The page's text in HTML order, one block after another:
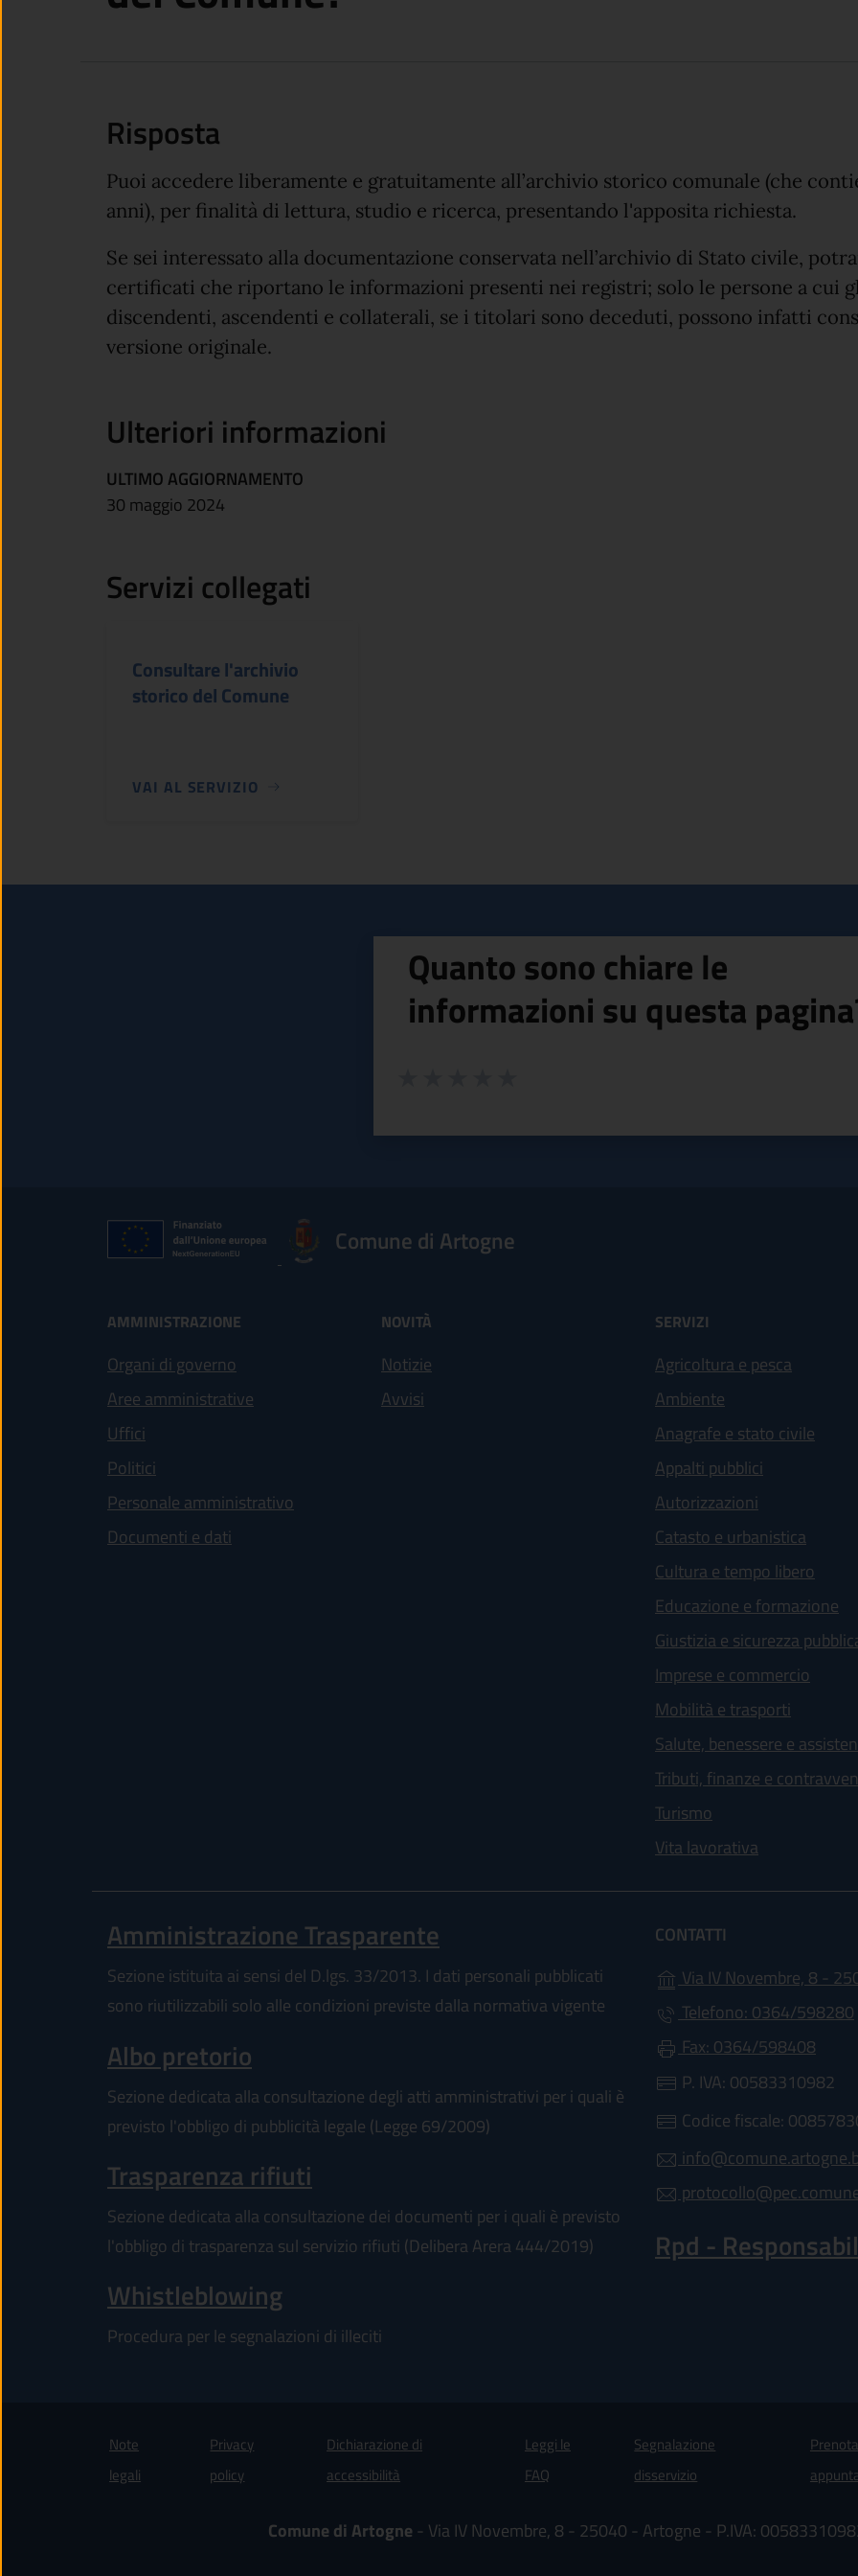
Risposta
Puoi accedere liberamente e gratuitamente all’archivio storico comunale (che
anni), per finalità di lettura, studio e ricerca, presentando l'apposita richiesta.
Se sei interessato alla documentazione conservata nell’archivio di Stato civile,
certificati che riportano le informazioni presenti nei registri; solo le persone a cui
discendenti, ascendenti e collaterali, se i titolari sono deceduti, possono infatti
versione originale.
Ulteriori informazioni
ULTIMO AGGIORNAMENTO
30 maggio 2024
Servizi collegati
Consultare l'archivio
storico del Comune
VAI AL SERVIZIO
Quanto sono chiare le
informazioni su questa
Comune di Artogne
AMMINISTRAZIONE
Organi di governo
Aree amministrative
Uffici
Politici
Personale amministrativo
Documenti e dati
NOVITÀ
Notizie
Avvisi
SERVIZI
Agricoltura e pesca
Ambiente
Anagrafe e stato civile
Appalti pubblici
Autorizzazioni
Catasto e urbanistica
Cultura e tempo libero
Educazione e formazione
Giustizia e sicurezza
Imprese e commercio
Mobilità e trasporti
Salute, benessere e
Tributi, finanze e
Turismo
Vita lavorativa
Amministrazione Trasparente
Sezione istituita ai sensi del D.lgs. 33/2013. I dati personali pubblicati
sono riutilizzabili solo alle condizioni previste dalla normativa vigente
Albo pretorio
Sezione dedicata alla consultazione degli atti amministrativi per i quali è
previsto l'obbligo di pubblicità legale (Legge 69/2009)
Trasparenza rifiuti
Sezione dedicata alla consultazione dei documenti per i quali è previsto
l'obbligo di trasparenza sul servizio rifiuti (Delibera Arera 444/2019)
Whistleblowing
Procedura per le segnalazioni di illeciti
CONTATTI
Via IV Novembre, 8 -
Telefono: 0364/598280
Fax: 0364/598408
P. IVA: 00583310982
Codice fiscale:
Rpd -
Note
legali
Privacy
policy
Dichiarazione di
accessibilità (apre in un'altra scheda).
Leggi le
FAQ
Segnalazione
disservizio
Comune di Artogne - Via IV Novembre, 8 - 25040 - Artogne - P.IVA: